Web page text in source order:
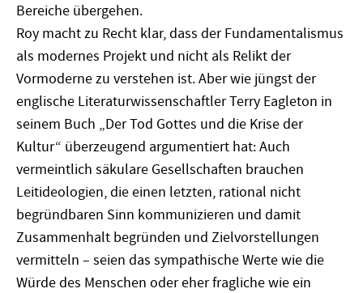
Bereiche übergehen.
Roy macht zu Recht klar, dass der Fundamentalismus
als modernes Projekt und nicht als Relikt der
Vormoderne zu verstehen ist. Aber wie jüngst der
englische Literaturwissenschaftler Terry Eagleton in
seinem Buch „Der Tod Gottes und die Krise der
Kultur“ überzeugend argumentiert hat: Auch
vermeintlich säkulare Gesellschaften brauchen
Leitideologien, die einen letzten, rational nicht
begründbaren Sinn kommunizieren und damit
Zusammenhalt begründen und Zielvorstellungen
vermitteln – seien das sympathische Werte wie die
Würde des Menschen oder eher fragliche wie ein